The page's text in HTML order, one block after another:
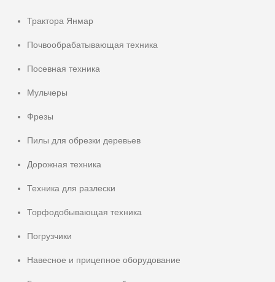
Трактора Янмар
Почвообрабатывающая техника
Посевная техника
Мульчеры
Фрезы
Пилы для обрезки деревьев
Дорожная техника
Техника для разлески
Торфодобывающая техника
Погрузчики
Навесное и прицепное оборудование